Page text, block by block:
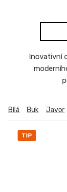
Inovativní
Bílá Buk Javor
TIP